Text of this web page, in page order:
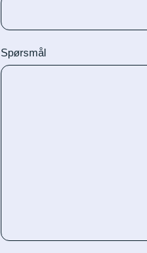
Spørsmål